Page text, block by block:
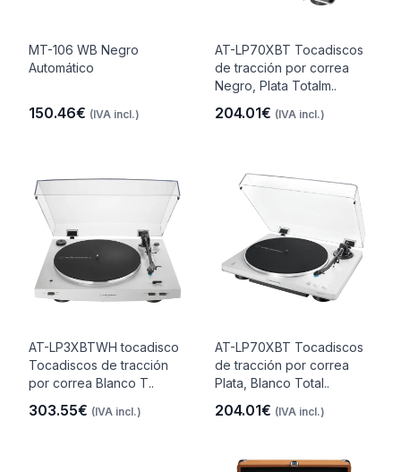
MT-106 WB Negro
Automático
150.46€ (IVA incl.)
AT-LP70XBT Tocadiscos
de tracción por correa
Negro, Plata Totalm..
204.01€ (IVA incl.)
AT-LP3XBTWH tocadisco
Tocadiscos de tracción
por correa Blanco T..
303.55€ (IVA incl.)
AT-LP70XBT Tocadiscos
de tracción por correa
Plata, Blanco Total..
204.01€ (IVA incl.)